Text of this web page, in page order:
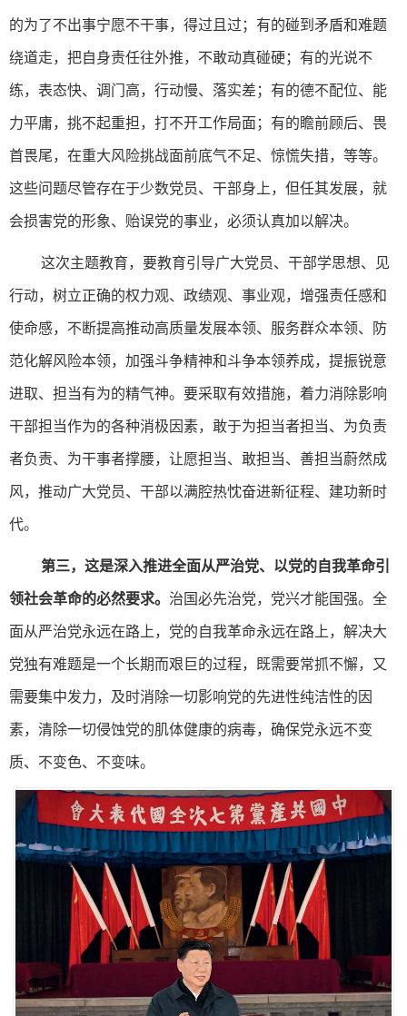
的为了不出事宁愿不干事，得过且过；有的碰到矛盾和难题
绕道走，把自身责任往外推，不敢动真碰硬；有的光说不
练，表态快、调门高，行动慢、落实差；有的德不配位、能
力平庸，挑不起重担，打不开工作局面；有的瞻前顾后、畏
首畏尾，在重大风险挑战面前底气不足、惊慌失措，等等。
这些问题尽管存在于少数党员、干部身上，但任其发展，就
会损害党的形象、贻误党的事业，必须认真加以解决。
这次主题教育，要教育引导广大党员、干部学思想、见
行动，树立正确的权力观、政绩观、事业观，增强责任感和
使命感，不断提高推动高质量发展本领、服务群众本领、防
范化解风险本领，加强斗争精神和斗争本领养成，提振锐意
进取、担当有为的精气神。要采取有效措施，着力消除影响
干部担当作为的各种消极因素，敢于为担当者担当、为负责
者负责、为干事者撑腰，让愿担当、敢担当、善担当蔚然成
风，推动广大党员、干部以满腔热忱奋进新征程、建功新时
代。
第三，这是深入推进全面从严治党、以党的自我革命引
领社会革命的必然要求。 治国必先治党，党兴才能国强。全
面从严治党永远在路上，党的自我革命永远在路上，解决大
党独有难题是一个长期而艰巨的过程，既需要常抓不懈，又
需要集中发力，及时消除一切影响党的先进性纯洁性的因
素，清除一切侵蚀党的肌体健康的病毒，确保党永远不变
质、不变色、不变味。